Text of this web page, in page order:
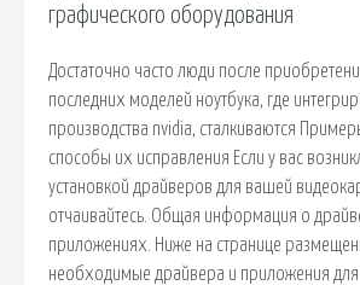
графического оборудования
Достаточно часто люди после
последних моделей ноутбука, где
производства nvidia, сталкиваются
способы их исправления Если у вас
установкой драйверов для вашей
отчаивайтесь. Общая информация о
приложениях. Ниже на странице
необходимые драйвера и приложения для